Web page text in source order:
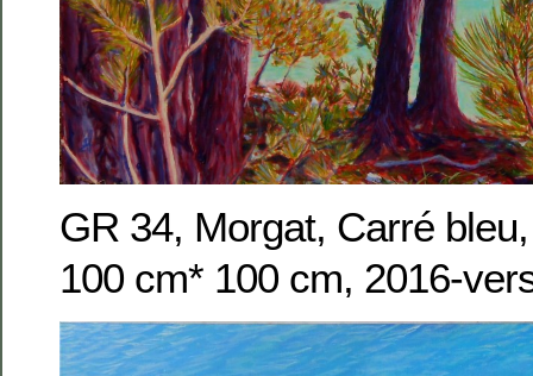
GR 34, Morgat, Carré
100 cm* 100 cm, 2016-